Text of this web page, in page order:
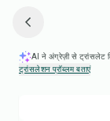
AI ने अंग्रेज़ी से ट्रांसलेट
ट्रांसलेशन प्रॉब्लम बताएं